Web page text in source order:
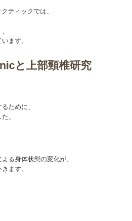
ティックでは、
ます。
と上部頸椎研究
ために、
。
る身体状態の変化が、
ます。